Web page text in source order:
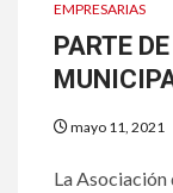
EMPRESARIAS
PARTE
mayo 11, 2021
La